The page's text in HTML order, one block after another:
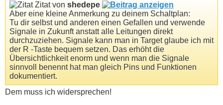
Zitat von shedepe
Aber eine kleine Anmerkung zu deinem Schaltplan:
Tu dir selbst und anderen einen Gefallen und verwende
Signale in Zukunft anstatt alle Leitungen direkt
durchzuziehen. Signale kann man in Target glaube ich mit
der R -Taste bequem setzen. Das erhöht die
Übersichtlichkeit enorm und wenn man die Signale
sinnvoll benennt hat man gleich Pins und Funktionen
dokumentiert.
Dem muss ich widersprechen!